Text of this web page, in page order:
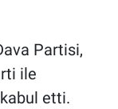
Partisi,
ile
etti.